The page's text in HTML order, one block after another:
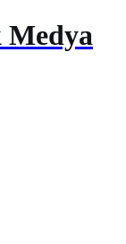
Medya